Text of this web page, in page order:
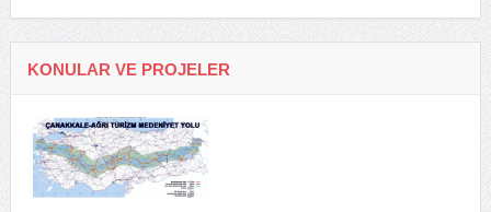
KONULAR VE PROJELER